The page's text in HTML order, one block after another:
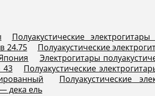
Полуакустические
24.75
Полуакустические
Электрогитары
43
Полуакустические
Полуакустические
дека ель